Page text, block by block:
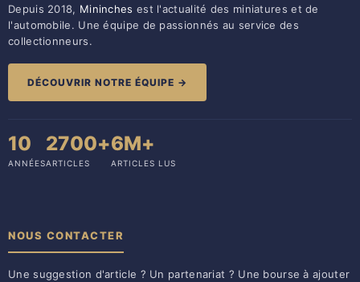
Depuis 2018, Mininches est l'actualité des miniatures et de
l'automobile. Une équipe de passionnés au service des
collectionneurs.
DÉCOUVRIR NOTRE ÉQUIPE →
10
ANNÉES
2700+
ARTICLES
6M+
ARTICLES LUS
NOUS CONTACTER
Une suggestion d'article ? Un partenariat ? Une bourse à ajouter